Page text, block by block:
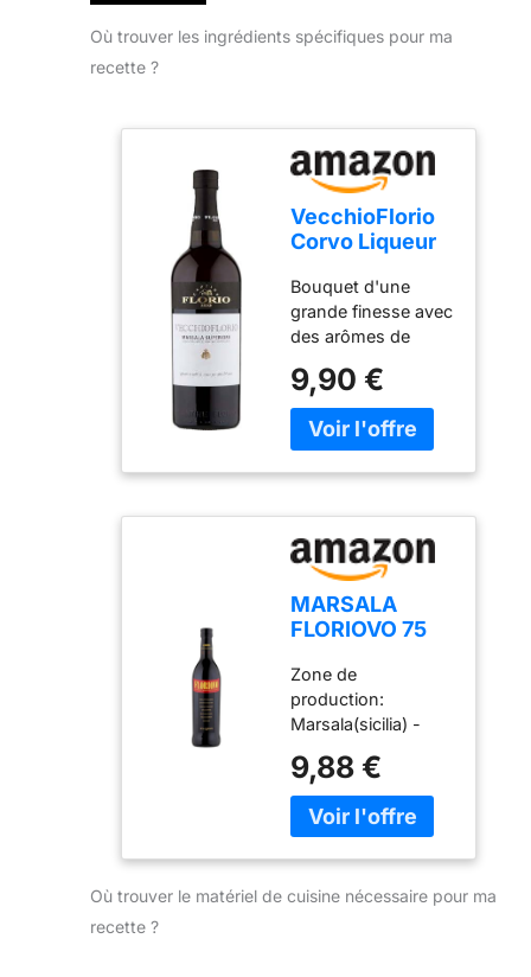
Où trouver les ingrédients spécifiques pour ma
recette ?
VecchioFlorio
Corvo Liqueur
75 cl
Bouquet d'une
grande finesse avec
des arômes de
vanille En bouche
vin chaud et plein,
avec une finition
Couleur ambrée
avec des reflets or
9,90 €
MARSALA
FLORIOVO 75
Zone de
production:
Marsala(sicilia) -
Couleur: Sur le nez:
- En bouche:
Température de
Teneur en alcool:
9,88 €
Où trouver le matériel de cuisine nécessaire pour ma
recette ?